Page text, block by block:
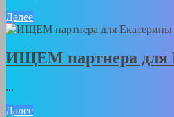
Далее
ИЩЕМ партнера для
...
Далее